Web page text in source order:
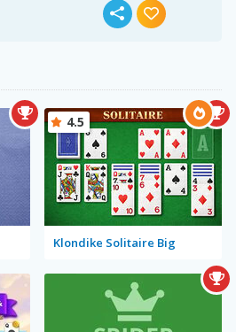
Klondike Solitaire Big
4.5